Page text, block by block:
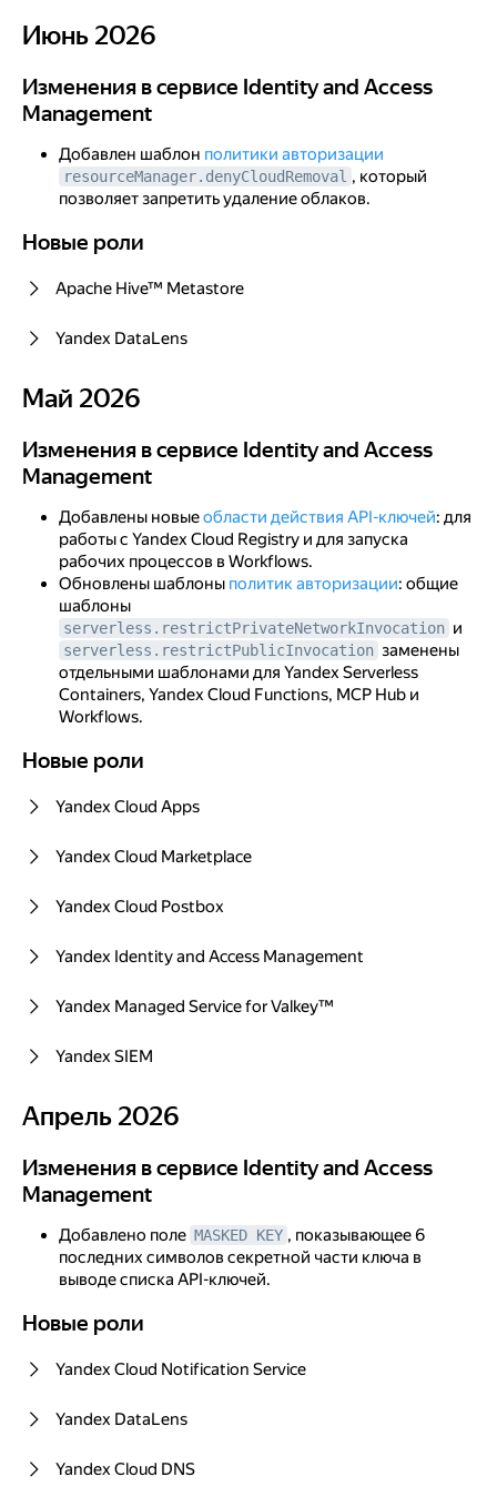
Изменения в сервисе Identity and Access
Новые роли
Ноябрь 2025
Изменения в сервисе Identity and Access
Management
Новые роли
Октябрь 2025
Изменения в сервисе Identity and Access
Новые роли
II квартал 2025
I квартал 2025
IV квартал 2024
III квартал 2024
II квартал 2024
I квартал 2024
Июнь 2026
Июнь 2026
Изменения в сервисе Identity and Access Management
Изменения в сервисе Identity and Access
Management
Добавлен шаблон политики авторизации
resourceManager.denyCloudRemoval , который
позволяет запретить удаление облаков.
Новые роли
Новые роли
Apache Hive™ Metastore
Yandex DataLens
Май 2026
Май 2026
Изменения в сервисе Identity and Access Management
Изменения в сервисе Identity and Access
Management
Добавлены новыеобласти действия API-ключей: для
работы с Yandex Cloud Registry и для запуска
рабочих процессов в Workflows.
Обновлены шаблоны политик авторизации: общие
шаблоны
serverless.restrictPrivateNetworkInvocation и
serverless.restrictPublicInvocation заменены
отдельными шаблонами для Yandex Serverless
Containers, Yandex Cloud Functions, MCP Hub и
Workflows.
Новые роли
Новые роли
Yandex Cloud Apps
Yandex Cloud Marketplace
Yandex Cloud Postbox
Yandex Identity and Access Management
Yandex Managed Service for Valkey™
Yandex SIEM
Апрель 2026
Апрель 2026
Изменения в сервисе Identity and Access Management
Изменения в сервисе Identity and Access
Management
Добавлено поле MASKED KEY , показывающее 6
последних символов секретной части ключа в
выводе списка API-ключей.
Новые роли
Новые роли
Yandex Cloud Notification Service
Yandex DataLens
Yandex Cloud DNS